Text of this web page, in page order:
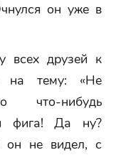
он уже в
всех друзей к
на тему: «Не
нибудь
фига! Да ну?
он не видел, с